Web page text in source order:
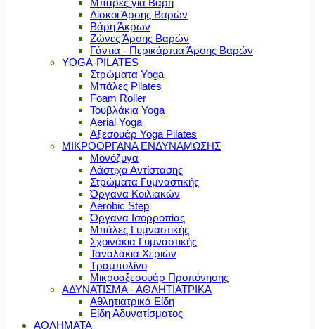
Μπάρες για Βάρη
Δίσκοι Άρσης Βαρών
Βάρη Άκρων
Ζώνες Άρσης Βαρών
Γάντια - Περικάρπια Άρσης Βαρών
YOGA-PILATES
Στρώματα Yoga
Μπάλες Pilates
Foam Roller
Τουβλάκια Yoga
Aerial Yoga
Αξεσουάρ Yoga Pilates
ΜΙΚΡΟΟΡΓΑΝΑ ΕΝΔΥΝΑΜΩΣΗΣ
Μονόζυγα
Λάστιχα Αντίστασης
Στρώματα Γυμναστικής
Όργανα Κοιλιακών
Aerobic Step
Όργανα Ισορροπίας
Μπάλες Γυμναστικής
Σχοινάκια Γυμναστικής
Ταναλάκια Χεριών
Τραμπολίνο
Μικροαξεσουάρ Προπόνησης
ΑΔΥΝΑΤΙΣΜΑ - ΑΘΛΗΤΙΑΤΡΙΚΑ
Αθλητιατρικά Είδη
Είδη Αδυνατίσματος
ΑΘΛΗΜΑΤΑ